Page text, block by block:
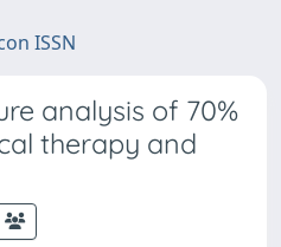
ISSN
analysis of 70%
therapy and